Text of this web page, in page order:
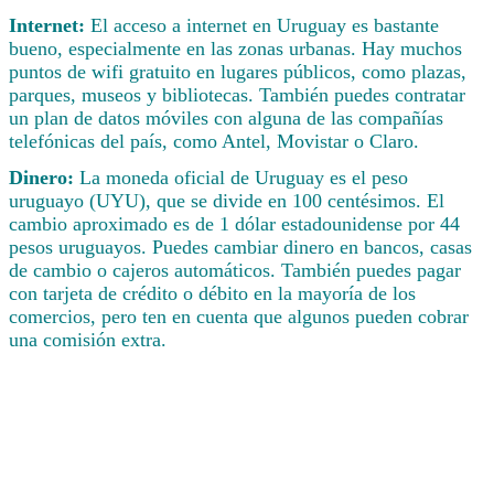
Internet: El acceso a internet en Uruguay es bastante
bueno, especialmente en las zonas urbanas. Hay muchos
puntos de wifi gratuito en lugares públicos, como plazas,
parques, museos y bibliotecas. También puedes contratar
un plan de datos móviles con alguna de las compañías
telefónicas del país, como Antel, Movistar o Claro.
Dinero: La moneda oficial de Uruguay es el peso
uruguayo (UYU), que se divide en 100 centésimos. El
cambio aproximado es de 1 dólar estadounidense por 44
pesos uruguayos. Puedes cambiar dinero en bancos, casas
de cambio o cajeros automáticos. También puedes pagar
con tarjeta de crédito o débito en la mayoría de los
comercios, pero ten en cuenta que algunos pueden cobrar
una comisión extra.